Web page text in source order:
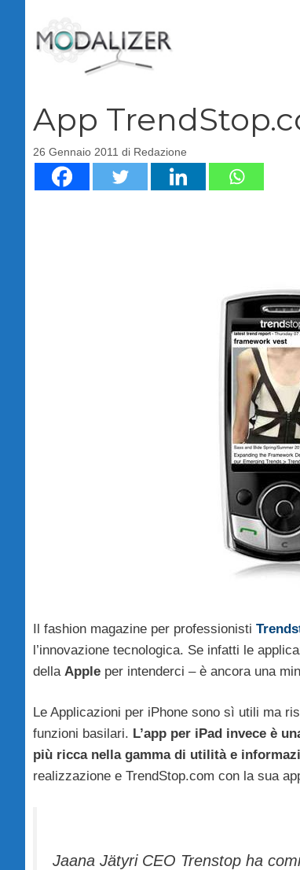
contenuto
App
26 Gennaio 2011 di Redazione
Il fashion magazine per professionisti
l’innovazione tecnologica. Se infatti le
della Apple per intenderci – è ancora una
Le Applicazioni per iPhone sono sì utili ma
funzioni basilari. L’app per iPad invece è
più ricca nella gamma di utilità e
realizzazione e TrendStop.com con la sua
Jaana Jätyri CEO Trenstop ha